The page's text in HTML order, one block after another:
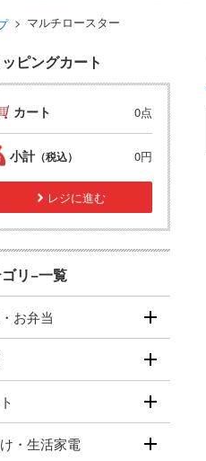
マルチロースター
ピングカート
カート 0点
小計 （税込） 0円
レジに進む
リ−一覧
お弁当
・生活家電